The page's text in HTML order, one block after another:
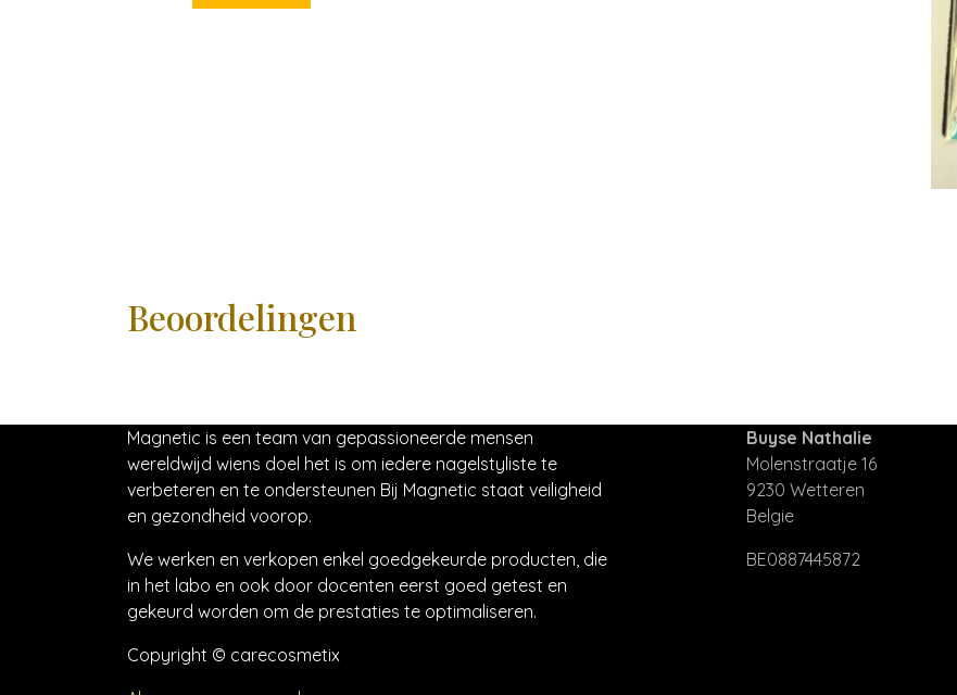
Beoordelingen
Magnetic is een team van gepassioneerde mensen
wereldwijd wiens doel het is om iedere nagelstyliste te
verbeteren en te ondersteunen Bij Magnetic staat veiligheid
en gezondheid voorop.
We werken en verkopen enkel goedgekeurde producten, die
in het labo en ook door docenten eerst goed getest en
gekeurd worden om de prestaties te optimaliseren.
Copyright © carecosmetix
Buyse Nathalie
Molenstraatje 16
9230 Wetteren
Belgie
BE0887445872